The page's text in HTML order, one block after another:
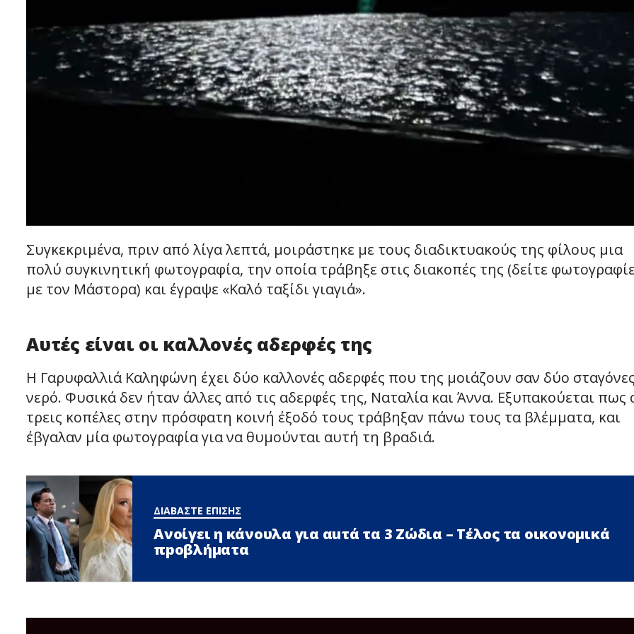
Συγκεκριμένα, πριν από λίγα λεπτά, μοιράστηκε με τους διαδικτυακούς της φίλους μια
πολύ συγκινητική φωτογραφία, την οποία τράβηξε στις διακοπές της (δείτε
με τον Μάστορα) και έγραψε «Καλό ταξίδι γιαγιά».
Αυτές είναι οι καλλονές αδερφές της
Η Γαρυφαλλιά Καληφώνη έχει δύο καλλονές αδερφές που της μοιάζουν σαν δύο
νερό. Φυσικά δεν ήταν άλλες από τις αδερφές της, Ναταλία και Άννα. Εξυπακούεται πως
τρεις κοπέλες στην πρόσφατη κοινή έξοδό τους τράβηξαν πάνω τους τα βλέμματα, και
έβγαλαν μία φωτογραφία για να θυμούνται αυτή τη βραδιά.
ΔΙΑΒΑΣΤΕ ΕΠΙΣΗΣ
Ανοίγει η κάνουλα για αuτά τα 3 Zώδια – Τέλος τα οικονομικά
πpοβλήματα